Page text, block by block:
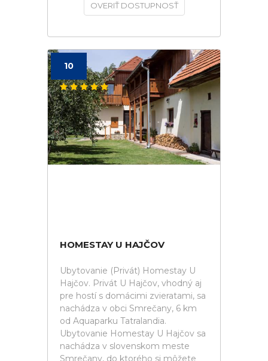
OVERIŤ DOSTUPNOSŤ
10
HOMESTAY U HAJČOV
Ubytovanie (Privát) Homestay U
Hajčov. Privát U Hajčov, vhodný aj
pre hostí s domácimi zvieratami, sa
nachádza v obci Smrečany, 6 km
od Aquaparku Tatralandia.
Ubytovanie Homestay U Hajčov sa
nachádza v slovenskom meste
Smrečany, do ktorého si môžete